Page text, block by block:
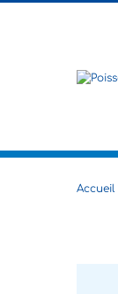
Accueil